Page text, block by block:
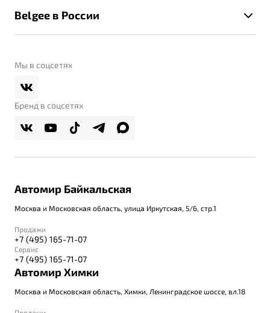
Помощь на дорогах
Belgee Линк
Реферальная программа
Belgee в России
О дилерском центре
Правовая информация
Мы в соцсетях
Бренд в соцсетях
Автомир Байкальская
Москва и Московская область, улица Иркутская, 5/6, стр.1
Продажи
+7 (495) 165-71-07
Сервис
+7 (495) 165-71-07
Автомир Химки
Москва и Московская область, Химки, Ленинградское шоссе, вл.18